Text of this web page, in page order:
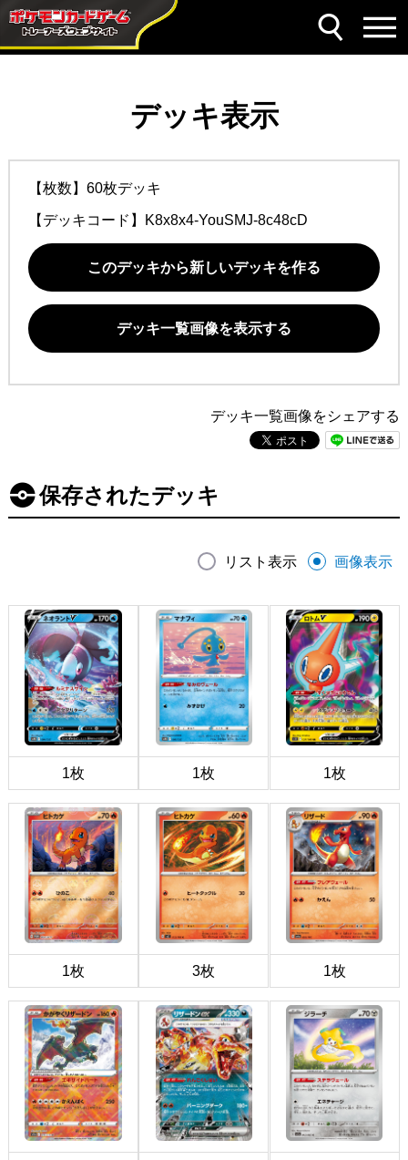
デッキ表示
【枚数】60枚デッキ
【デッキコード】 K8x8x4-YouSMJ-8c48cD
このデッキから新しいデッキを作る
デッキ一覧画像を表示する
デッキ一覧画像をシェアする
保存されたデッキ
リスト表示 画像表示
1枚 1枚 1枚
1枚 3枚 1枚